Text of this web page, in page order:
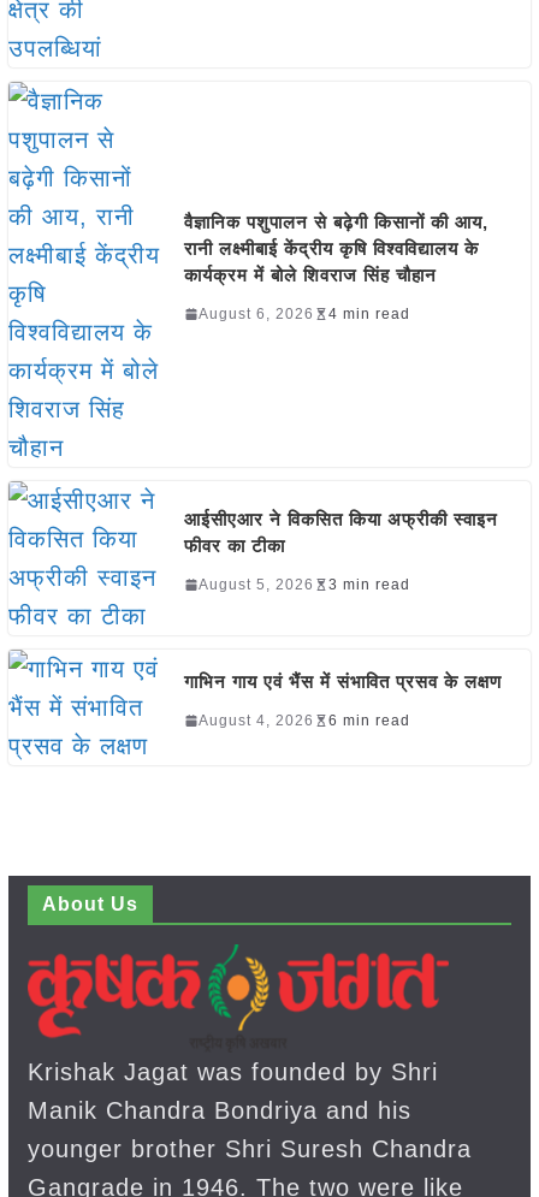
वैज्ञानिक पशुपालन से बढ़ेगी किसानों की आय,
रानी लक्ष्मीबाई केंद्रीय कृषि विश्वविद्यालय के
कार्यक्रम में बोले शिवराज सिंह चौहान
August 6, 2026 4 min read
आईसीएआर ने विकसित किया अफ्रीकी स्वाइन
फीवर का टीका
August 5, 2026 3 min read
गाभिन गाय एवं भैंस में संभावित प्रसव के लक्षण
August 4, 2026 6 min read
About Us
Krishak Jagat was founded by Shri
Manik Chandra Bondriya and his
younger brother Shri Suresh Chandra
Gangrade in 1946. The two were like